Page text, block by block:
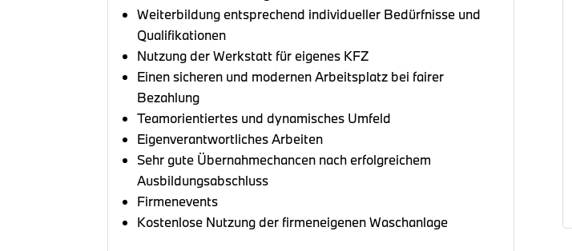
Weiterbildung entsprechend individueller Bedürfnisse und
Qualifikationen
Nutzung der Werkstatt für eigenes KFZ
Einen sicheren und modernen Arbeitsplatz bei fairer
Bezahlung
Teamorientiertes und dynamisches Umfeld
Eigenverantwortliches Arbeiten
Sehr gute Übernahmechancen nach erfolgreichem
Ausbildungsabschluss
Firmenevents
Kostenlose Nutzung der firmeneigenen Waschanlage